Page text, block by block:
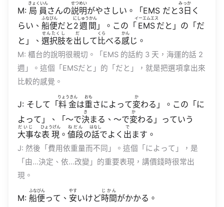
M: 局員
きょくいん
さんの説明
せつめい
がやさしい。「EMS だと3日
みっか
く
らい、 船便
ふなびん
だと2週間
にしゅうかん
」。この「 EMS
イーエムエス
だと」の「だ
と」、 選択肢
せんたくし
を出
だ
して比
くら
べる感
かん
じ。
M: 櫃台的說明很親切。「EMS 的話約 3 天，海運的話 2
週」。這個「EMSだと」的「だと」，就是把選項拿出來
比較的感覺。
J: そして「料金
りょうきん
は重
おも
さによって変
か
わる」。この「に
よって」、「〜で決
き
まる、〜で変
か
わる」っていう
大事
だいじ
な表現
ひょうげん
。 値段
ねだん
の話
はなし
でよく 出
で
ます。
J: 然後「費用依重量而不同」。這個「によって」，是
「由…決定、依…改變」的重要表現，講價錢時很常出
現。
M: 船便
ふなびん
って、 安
やす
いけど時間
じかん
がかかる。